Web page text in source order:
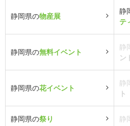
静岡県の物産展
静
テ
静岡県の無料イベント
静
ン
静岡県の花イベント
静
ト
静岡県の祭り 静